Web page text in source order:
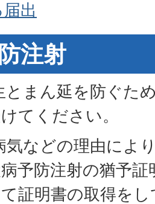
出
注射
とまん延を防ぐた
てください。
気などの理由によ
予防注射の猶予
証明書の取得を